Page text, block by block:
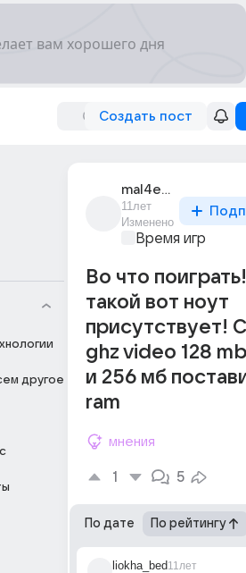
Создать пост
другое
mal4evsky_4evsky
11лет
Изменено
Время игр
Во что
такой вот ноут
присутствует!
ghz video 128
и 256 мб
ram
мнения
1 5
По дате По рейтингу
liokha_bed11лет